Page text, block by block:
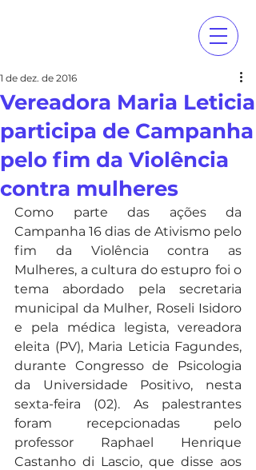
Vereadora Maria Leticia
participa de Campanha
pelo fim da Violência
contra mulheres
1 de dez. de 2016
Como parte das ações da
Campanha 16 dias de Ativismo pelo
fim da Violência contra as
Mulheres, a cultura do estupro foi o
tema abordado pela secretaria
municipal da Mulher, Roseli Isidoro
e pela médica legista, vereadora
eleita (PV), Maria Leticia Fagundes,
durante Congresso de Psicologia
da Universidade Positivo, nesta
sexta-feira (02). As palestrantes
foram recepcionadas pelo
professor Raphael Henrique
Castanho di Lascio, que disse aos